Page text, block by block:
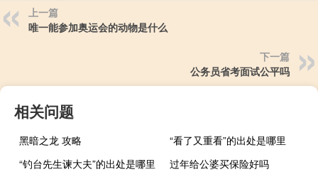
上一篇
唯一能参加奥运会的动物是什么
下一篇
公务员省考面试公平吗
相关问题
黑暗之龙 攻略
“看了又重看”的出处是哪里
“钓台先生谏大夫”的出处是哪里
过年给公婆买保险好吗